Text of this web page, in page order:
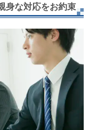
身な対応をお約束